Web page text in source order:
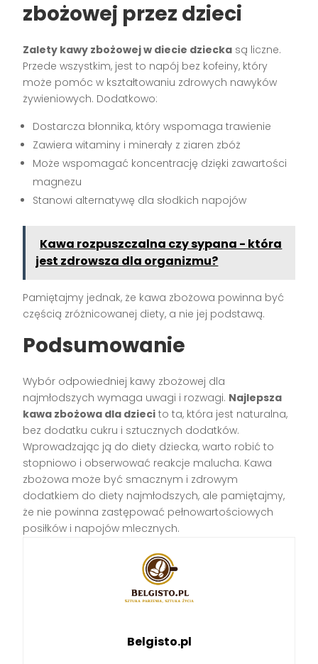
zbożowej przez dzieci
Zalety kawy zbożowej w diecie dziecka są liczne.
Przede wszystkim, jest to napój bez kofeiny, który
może pomóc w kształtowaniu zdrowych nawyków
żywieniowych. Dodatkowo:
Dostarcza błonnika, który wspomaga trawienie
Zawiera witaminy i minerały z ziaren zbóż
Może wspomagać koncentrację dzięki zawartości
magnezu
Stanowi alternatywę dla słodkich napojów
Kawa rozpuszczalna czy sypana - która
jest zdrowsza dla organizmu?
Pamiętajmy jednak, że kawa zbożowa powinna być
częścią zróżnicowanej diety, a nie jej podstawą.
Podsumowanie
Wybór odpowiedniej kawy zbożowej dla
najmłodszych wymaga uwagi i rozwagi. Najlepsza
kawa zbożowa dla dzieci to ta, która jest naturalna,
bez dodatku cukru i sztucznych dodatków.
Wprowadzając ją do diety dziecka, warto robić to
stopniowo i obserwować reakcje malucha. Kawa
zbożowa może być smacznym i zdrowym
dodatkiem do diety najmłodszych, ale pamiętajmy,
że nie powinna zastępować pełnowartościowych
posiłków i napojów mlecznych.
Belgisto.pl